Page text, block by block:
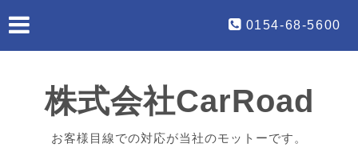
0154-68-5600
株式会社CarRoad
お客様目線での対応が当社のモットーです。